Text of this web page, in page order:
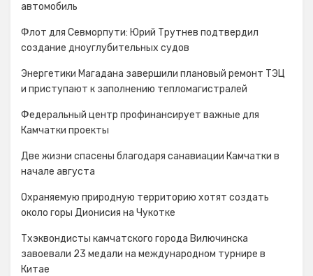
автомобиль
Флот для Севморпути: Юрий Трутнев подтвердил
создание дноуглубительных судов
Энергетики Магадана завершили плановый ремонт ТЭЦ
и приступают к заполнению тепломагистралей
Федеральный центр профинансирует важные для
Камчатки проекты
Две жизни спасены благодаря санавиации Камчатки в
начале августа
Охраняемую природную территорию хотят создать
около горы Дионисия на Чукотке
Тхэквондисты камчатского города Вилючинска
завоевали 23 медали на международном турнире в
Китае